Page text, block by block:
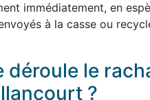
immédiatement, en
à la casse ou
déroule le
?